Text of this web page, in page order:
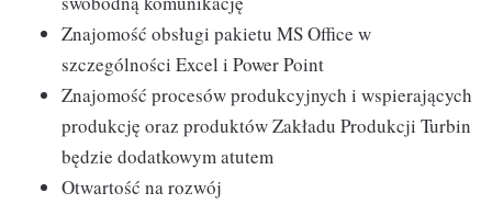
Znajomość obsługi pakietu MS Office w
szczególności Excel i Power Point
Znajomość procesów produkcyjnych i wspierających
produkcję oraz produktów Zakładu Produkcji Turbin
będzie dodatkowym atutem
Otwartość na rozwój